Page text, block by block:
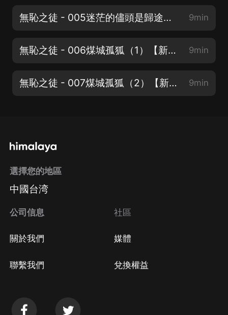
無恥之徒 - 005迷茫的儘頭是歸途（2）【新書上架，求訂閱】 9min
無恥之徒 - 006煤城孤狐（1）【新書上架，求訂閱】 9min
無恥之徒 - 007煤城孤狐（2）【新書上架，求訂閱】 9min
選擇您的地區
中國台湾
公司信息
關於我們
聯繫我們
社區
媒體
兌換權益